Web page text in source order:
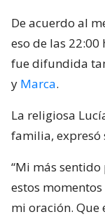
De acuerdo al
eso de las
fue difundida
y Marca.
La religiosa
familia, expresó
“Mi más
estos
mi oración. Que